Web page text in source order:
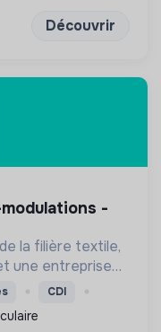
Découvrir
la filière textile,
une entreprise
depuis 2009, par
CDI